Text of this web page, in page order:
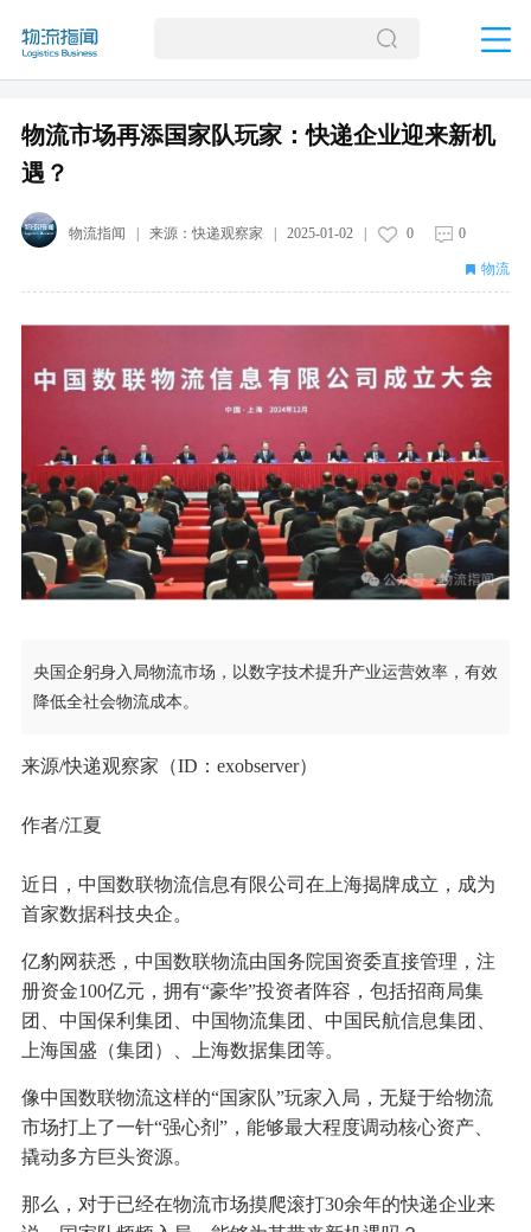
物流市场再添国家队玩家：快递企业迎来新机
遇？
物流指闻 | 来源：快递观察家 2025-01-02| 0 0
物流
央国企躬身入局物流市场，以数字技术提升产业运营效率，有效
降低全社会物流成本。
来源/快递观察家（ID：exobserver）
作者/江夏
近日，中国数联物流信息有限公司在上海揭牌成立，成为
首家数据科技央企。
亿豹网获悉，中国数联物流由国务院国资委直接管理，注
册资金100亿元，拥有“豪华”投资者阵容，包括招商局集
团、中国保利集团、中国物流集团、中国民航信息集团、
上海国盛（集团）、上海数据集团等。
像中国数联物流这样的“国家队”玩家入局，无疑于给物流
市场打上了一针“强心剂”，能够最大程度调动核心资产、
撬动多方巨头资源。
那么，对于已经在物流市场摸爬滚打30余年的快递企业来